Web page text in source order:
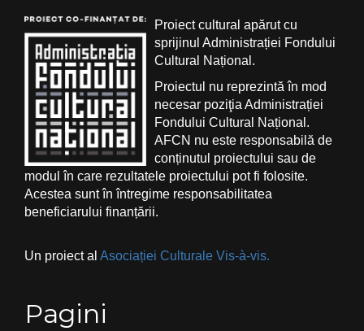
Proiect cultural apărut cu
sprijinul Administrației Fondului
Cultural Național.
Proiectul nu reprezintă în mod
necesar poziţia Administrației
Fondului Cultural Național.
AFCN nu este responsabilă de
conținutul proiectului sau de
modul în care rezultatele proiectului pot fi folosite.
Acestea sunt în întregime responsabilitatea
beneficiarului finanțării.
Un proiect al Asociației Culturale Vis-à-vis.
Pagini